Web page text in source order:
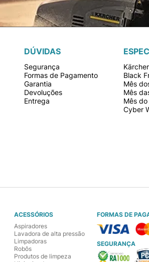
DÚVIDAS
Segurança
Formas de Pagamento
Garantia
Devoluções
Entrega
Black
Mês
Mês
Mês
Cyber
ACESSÓRIOS
Aspiradores
Lavadora de alta pressão
Limpadoras
Robôs
Produtos de limpeza
FORMAS DE
SEGURANÇA